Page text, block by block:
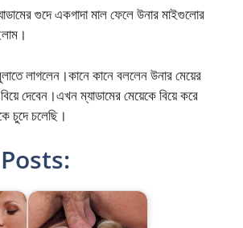
গুদে একগাদা মাল ফেলে উনার মাইগুলোর
লাগলেন।কানে কানে বললেন উনার মেয়ের
দেবেন।এখন ম্যাডামের মেয়েকে বিয়ে করে
চুদে চলেছি।